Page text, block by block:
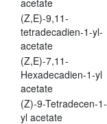
acetate
(Z,E)-9,11-
tetradecadien-1-yl-
acetate
(Z,E)-7,11-
Hexadecadien-1-yl
acetate
(Z)-9-Tetradecen-1-
yl acetate